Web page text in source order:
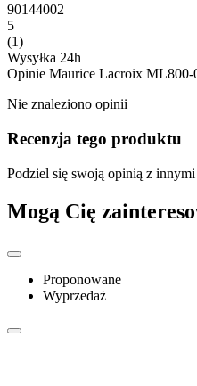
90144002
5
(1)
Wysyłka 24h
Opinie Maurice Lacroix ML800-
Nie znaleziono opinii
Recenzja tego produktu
Podziel się swoją opinią z
Mogą Cię
Proponowane
Wyprzedaż